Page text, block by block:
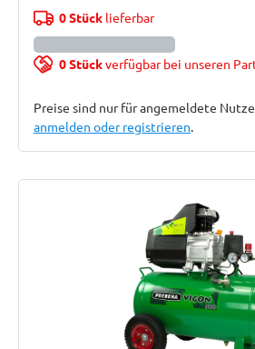
0 Stücklieferbar
0 Stückverfügbar bei unseren
Preise sind nur für angemeldete
anmelden oder registrieren.